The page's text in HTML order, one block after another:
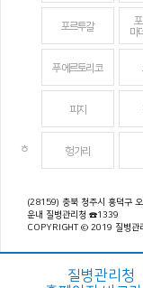
포르투갈
마
푸에르토리코
피지
ㅎ 헝가리
(28159) 충북 청주시 흥덕구
운내 질병관리청 ☎1339
COPYRIGHT © 2019 질병관
질병관리청